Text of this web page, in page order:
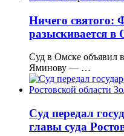
Ничего святого:
разыскивается в
Суд в Омске объявил
Яминову — …
Суд передал
главы суда